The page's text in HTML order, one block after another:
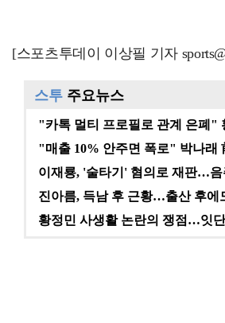
[스포츠투데이 이상필 기자
스투 주요뉴스
"매출 10% 안주면 폭로" 박나래